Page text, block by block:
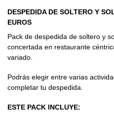
DESPEDIDA DE SOLTERO Y
EUROS
Pack de despedida de soltero y
concertada en restaurante
variado.
Podrás elegir entre varias
completar tu despedida.
ESTE PACK INCLUYE: